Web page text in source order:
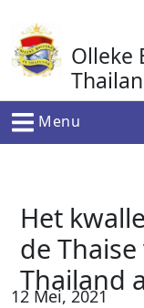
naar
de
inhoud
Olleke
In Thailand
Menu
Het
de
Thailand
12 Mei, 2021